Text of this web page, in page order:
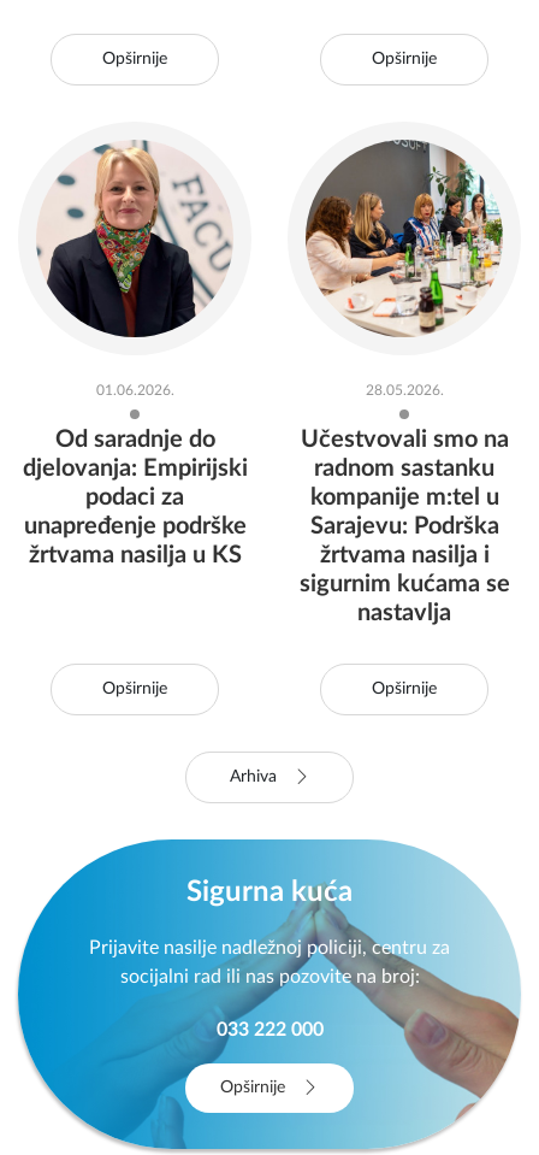
Opširnije Opširnije
01.06.2026.
Od saradnje do
djelovanja: Empirijski
podaci za
unapređenje podrške
žrtvama nasilja u KS
Opširnije
28.05.2026.
Učestvovali smo na
radnom sastanku
kompanije m:tel u
Sarajevu: Podrška
žrtvama nasilja i
sigurnim kućama se
nastavlja
Opširnije
Arhiva
Sigurna kuća
Prijavite nasilje nadležnoj policiji, centru za
socijalni rad ili nas pozovite na broj:
033 222 000
Opširnije